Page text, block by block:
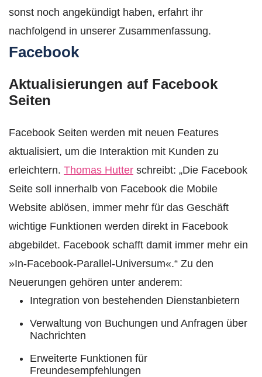
sonst noch angekündigt haben, erfahrt ihr
nachfolgend in unserer Zusammenfassung.
Facebook
Aktualisierungen auf Facebook
Seiten
Facebook Seiten werden mit neuen Features
aktualisiert, um die Interaktion mit Kunden zu
erleichtern. Thomas Hutter schreibt: „Die Facebook
Seite soll innerhalb von Facebook die Mobile
Website ablösen, immer mehr für das Geschäft
wichtige Funktionen werden direkt in Facebook
abgebildet. Facebook schafft damit immer mehr ein
»In-Facebook-Parallel-Universum«.“ Zu den
Neuerungen gehören unter anderem:
Integration von bestehenden Dienstanbietern
Verwaltung von Buchungen und Anfragen über
Nachrichten
Erweiterte Funktionen für
Freundesempfehlungen